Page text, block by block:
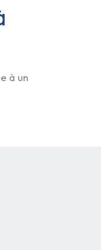
à un